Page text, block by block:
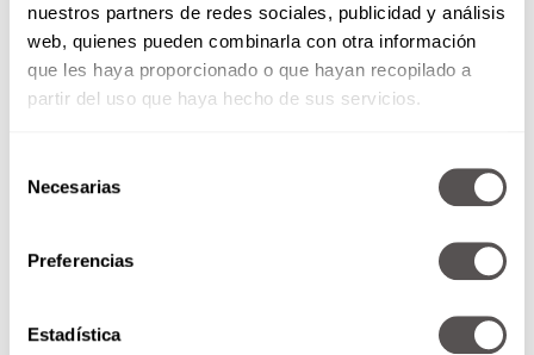
nuestros partners de redes sociales, publicidad y análisis
web, quienes pueden combinarla con otra información
que les haya proporcionado o que hayan recopilado a
partir del uso que haya hecho de sus servicios.
Necesarias
Preferencias
Estadística